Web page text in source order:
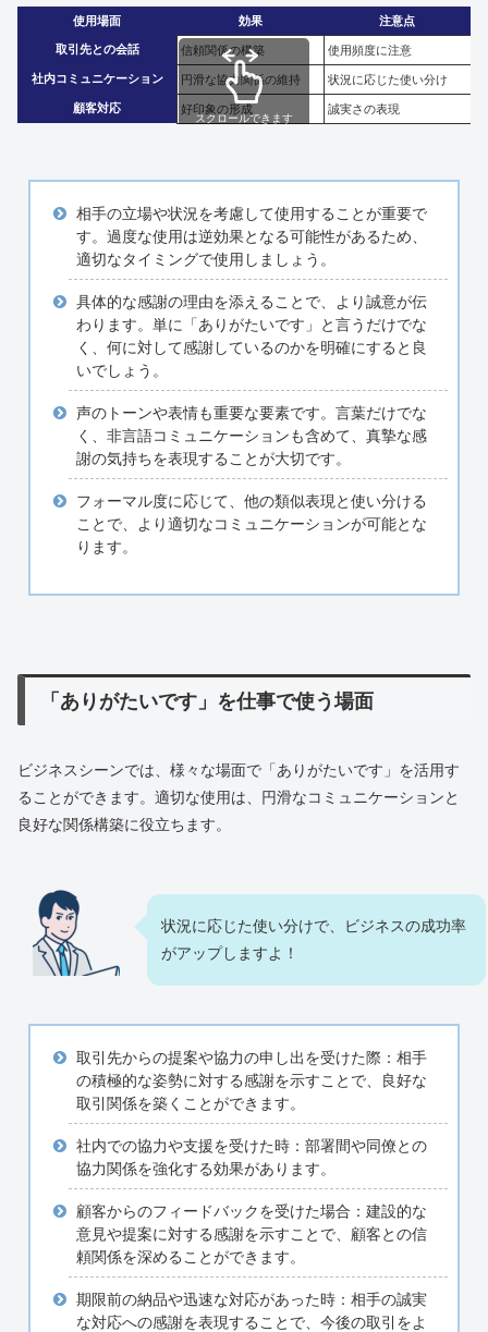
使用場面 効果 注意点
取引先との会話 信頼関係の構築 使用頻度に注意
社内コミュニケーション 円滑な協力関係の維持 状況に応じた使い分け
顧客対応 好印象の形成 誠実さの表現
スクロールできます
相手の立場や状況を考慮して使用することが重要で
す。過度な使用は逆効果となる可能性があるため、
適切なタイミングで使用しましょう。
具体的な感謝の理由を添えることで、より誠意が伝
わります。単に「ありがたいです」と言うだけでな
く、何に対して感謝しているのかを明確にすると良
いでしょう。
声のトーンや表情も重要な要素です。言葉だけでな
く、非言語コミュニケーションも含めて、真摯な感
謝の気持ちを表現することが大切です。
フォーマル度に応じて、他の類似表現と使い分ける
ことで、より適切なコミュニケーションが可能とな
ります。
「ありがたいです」を仕事で使う場面
ビジネスシーンでは、様々な場面で「ありがたいです」を活用す
ることができます。適切な使用は、円滑なコミュニケーションと
良好な関係構築に役立ちます。
状況に応じた使い分けで、ビジネスの成功率
がアップしますよ！
取引先からの提案や協力の申し出を受けた際：相手
の積極的な姿勢に対する感謝を示すことで、良好な
取引関係を築くことができます。
社内での協力や支援を受けた時：部署間や同僚との
協力関係を強化する効果があります。
顧客からのフィードバックを受けた場合：建設的な
意見や提案に対する感謝を示すことで、顧客との信
頼関係を深めることができます。
期限前の納品や迅速な対応があった時：相手の誠実
な対応への感謝を表現することで、今後の取引をよ